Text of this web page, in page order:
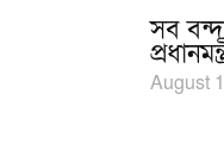
সব
August